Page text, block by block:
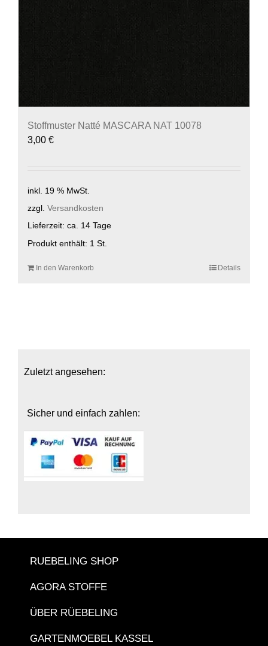
Stoffmuster Natté MASCARA NAT 10078
3,00 €
inkl. 19 % MwSt.
zzgl. Versandkosten
Lieferzeit: ca. 14 Tage
Produkt enthält: 1 St.
In den Warenkorb Details
Zuletzt angesehen:
Sicher und einfach zahlen:
RUEBELING SHOP
AGORA STOFFE
ÜBER RÜEBELING
GARTENMOEBEL KASSEL